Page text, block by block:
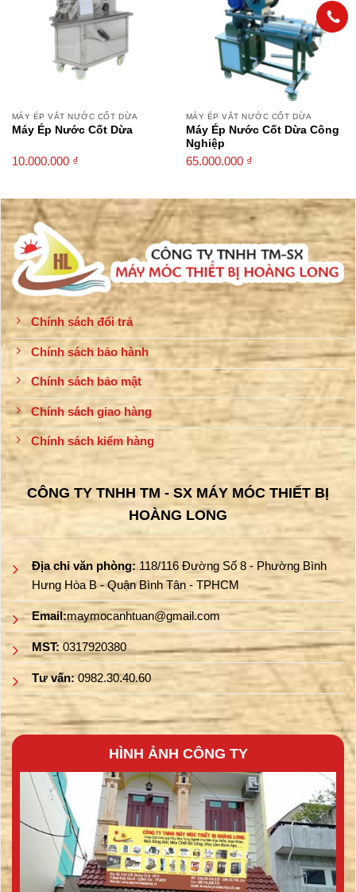
MÁY ÉP VẮT NƯỚC CỐT DỪA
Máy Ép Nước Cốt Dừa
10.000.000 ₫
MÁY ÉP VẮT NƯỚC CỐT DỪA
Máy Ép Nước Cốt Dừa Công
Nghiệp
65.000.000 ₫
Chính sách đổi trả
Chính sách bảo hành
Chính sách bảo mật
Chính sách giao hàng
Chính sách kiểm hàng
CÔNG TY TNHH TM - SX MÁY MÓC THIẾT BỊ
HOÀNG LONG
Địa chỉ văn phòng: 118/116 Đường Số 8 - Phường Bình
Hưng Hòa B - Quận Bình Tân - TPHCM
Email:maymocanhtuan@gmail.com
MST:0317920380
Tư vấn:0982.30.40.60
HÌNH ẢNH CÔNG TY